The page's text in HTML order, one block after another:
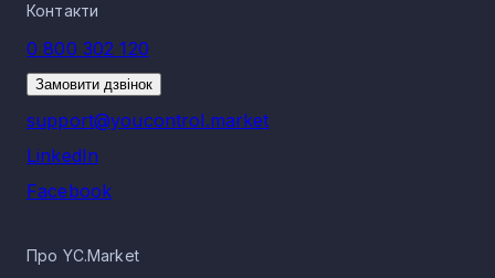
Контакти
0 800 302 120
Замовити дзвінок
support@youcontrol.market
LinkedIn
Facebook
Про YC.Market